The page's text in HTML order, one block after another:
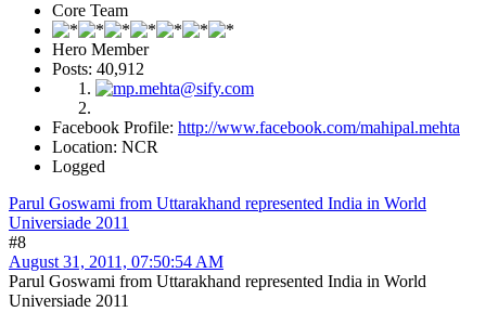
Core Team
Hero Member
Posts: 40,912
Facebook Profile: http://www.facebook.com/mahipal.mehta
Location: NCR
Logged
Parul Goswami from Uttarakhand represented India in World
Universiade 2011
#8
August 31, 2011, 07:50:54 AM
Parul Goswami from Uttarakhand represented India in World
Universiade 2011